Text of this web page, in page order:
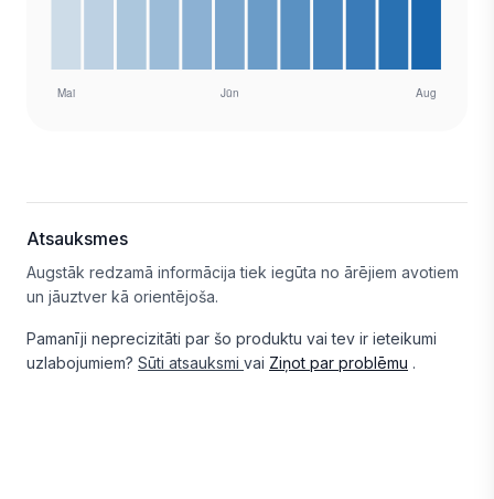
Atsauksmes
Augstāk redzamā informācija tiek iegūta no ārējiem avotiem
un jāuztver kā orientējoša.
Pamanīji neprecizitāti par šo produktu vai tev ir ieteikumi
uzlabojumiem? Sūti atsauksmi vai Ziņot par problēmu .